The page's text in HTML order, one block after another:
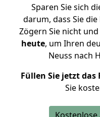
Sparen Sie sich
darum, dass Sie
Zögern Sie nicht und
heute, um Ihren
Neuss nach
Füllen Sie jetzt
Sie